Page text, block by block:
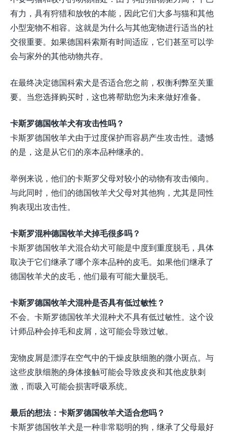
有力，具有狩猎和放牧的本能，因此它们大多与猫和其他
小型宠物不相容。这就是为什么与其他宠物进行适当的社
交很重要。如果德国科索斯有时间适应，它们甚至可以学
会与家外的其他动物共存。
在最终决定德国科索犬是否适合您之前，权衡利弊至关重
要。当您选择购买时，这也将帮助您为未来做好准备。
卡斯罗德国牧羊犬有攻击性吗？
卡斯罗德国牧羊犬由于过度保护而容易产生攻击性。遗憾
的是，这是从它们的亲本品种继承的。
举例来说，他们的卡斯罗父母对较小的动物有攻击倾向。
与此同时，他们的德国牧羊犬父母对其他狗，尤其是同性
狗表现出攻击性。
卡斯罗混种德国牧羊犬掉毛很多吗？
卡斯罗德国牧羊犬混合幼犬可能是中度到重度脱毛，具体
取决于它们继承了哪个亲本品种的皮毛。如果他们继承了
德国牧羊犬的皮毛，他们最有可能大量脱毛。
卡斯罗德国牧羊犬混种是否具有低过敏性？
不会。卡斯罗德国牧羊犬混种犬不具有低过敏性。这个设
计师品种会掉毛和皮屑，这可能会导致过敏。
宠物皮屑是漂浮在空气中的干燥皮肤细胞的微小斑点。与
这些皮肤细胞的身体接触可能会导致皮炎和其他皮肤刺
激，而吸入可能会损害呼吸系统。
最后的想法：卡斯罗德国牧羊犬适合您吗？
卡斯罗德国牧羊犬是一种非常聪明的狗，继承了父母最好